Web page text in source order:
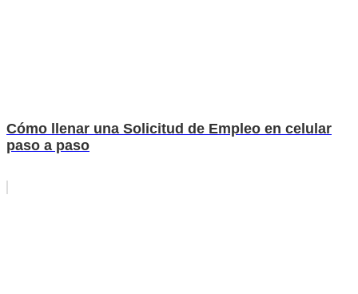
Cómo llenar una Solicitud de Empleo en celular
paso a paso